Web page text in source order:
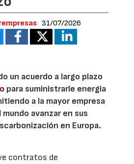
31/07/2026
un acuerdo a largo plazo
para suministrarle energía
a la mayor empresa
avanzar en sus
en Europa.
contratos de